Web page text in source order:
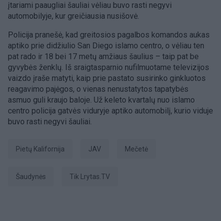
įtariami paaugliai šauliai vėliau buvo rasti negyvi
automobilyje, kur greičiausia nusišovė.
Policija pranešė, kad greitosios pagalbos komandos aukas
aptiko prie didžiulio San Diego islamo centro, o vėliau ten
pat rado ir 18 bei 17 metų amžiaus šaulius – taip pat be
gyvybės ženklų. Iš sraigtasparnio nufilmuotame televizijos
vaizdo įraše matyti, kaip prie pastato susirinko ginkluotos
reagavimo pajėgos, o vienas nenustatytos tapatybės
asmuo guli kraujo baloje. Už keleto kvartalų nuo islamo
centro policija gatvės viduryje aptiko automobilį, kurio viduje
buvo rasti negyvi šauliai.
Pietų Kalifornija JAV mečetė
šaudynės tik Lrytas.TV